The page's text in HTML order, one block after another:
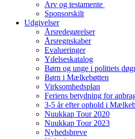
Arv og testamente
Sponsorskilt
Udgivelser
Årsredegørelser
Årsregnskaber
Evalueringer
Ydelseskatalog
Børn og unge i politiets
Børn i Mælkebøtten
Virksomhedsplan
Feriens betydning for
3-5 år efter ophold i
Nuukkap Tour 2020
Nuukkap Tour 2023
Nyhedsbreve